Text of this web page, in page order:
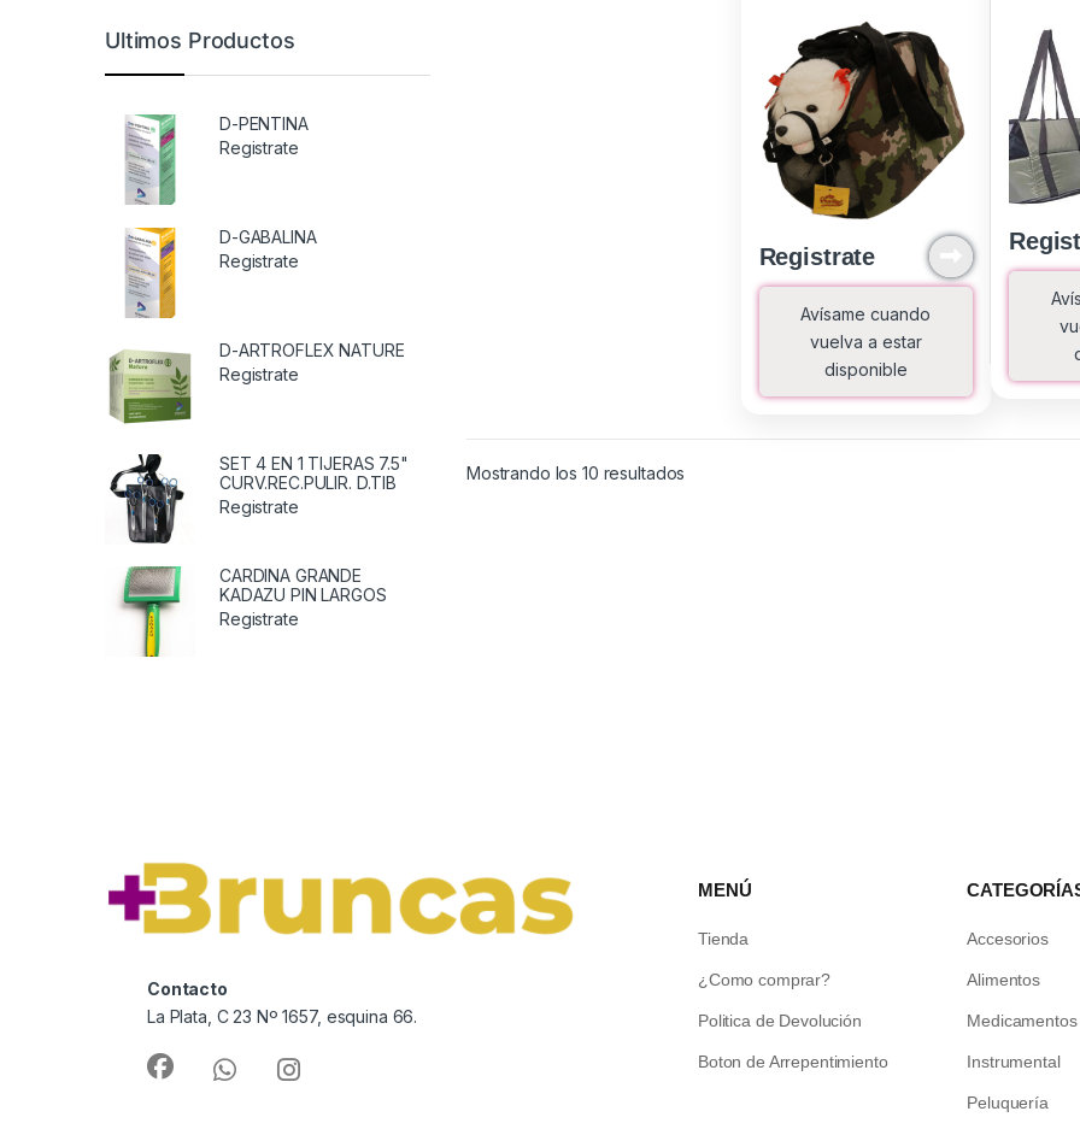
Registrate
Avísame cuando
vuelva a estar
disponible
Mostrando los 10 resultados
Ultimos Productos
D-PENTINA
Registrate
D-GABALINA
Registrate
D-ARTROFLEX NATURE
Registrate
SET 4 EN 1 TIJERAS 7.5"
CURV.REC.PULIR. D.TIB
Registrate
CARDINA GRANDE
KADAZU PIN LARGOS
Registrate
Contacto
La Plata, C 23 Nº 1657, esquina 66.
MENÚ
Tienda
¿Como comprar?
Politica de Devolución
Boton de Arrepentimiento
Accesorios
Alimentos
Medicamentos
Instrumental
Peluquería